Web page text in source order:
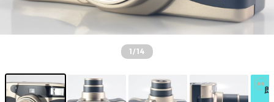
1/14